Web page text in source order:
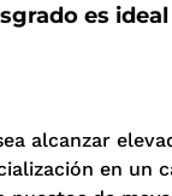
es
alcanzar
en